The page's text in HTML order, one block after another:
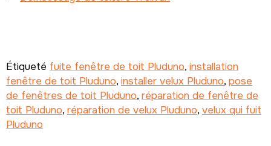
Étiqueté fuite fenêtre de toit Pluduno, installation
fenêtre de toit Pluduno, installer velux Pluduno, pose
de fenêtres de toit Pluduno, réparation de fenêtre de
toit Pluduno, réparation de velux Pluduno, velux qui fuit
Pluduno